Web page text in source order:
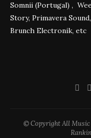
Somnii (Portugal) ,
Story, Primavera
Brunch Electronik, etc
© Copyright All Music